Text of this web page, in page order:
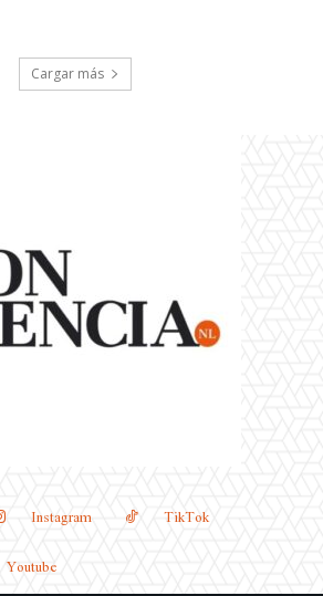
Cargar más
Instagram
TikTok
Youtube